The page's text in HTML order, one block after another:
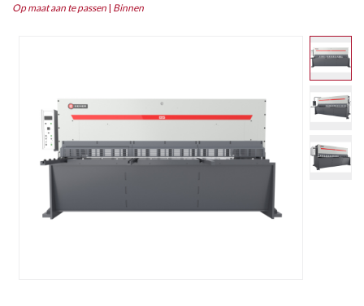
Op maat aan te passen | Binnen